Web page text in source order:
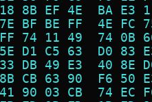
8B EF 4E  BA
BF BE FF  4E
74 11 49  74
D1 C5 63  D0
DB 49 E3  40
CB 63 90  F6
90 03 CB  74